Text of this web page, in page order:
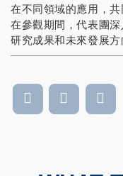
在不同領域的應用，共
在參觀期間，代表團
研究成果和未來發展方